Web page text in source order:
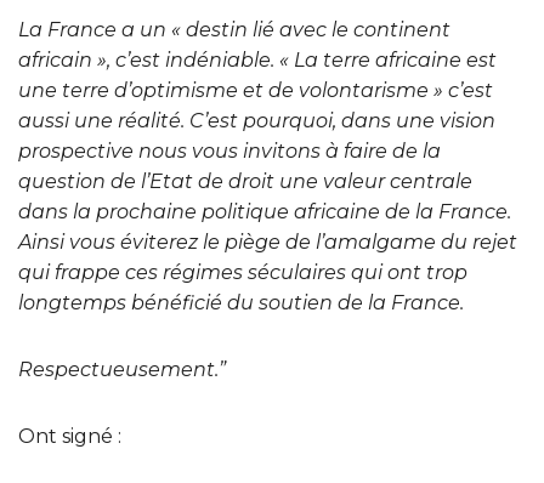
La France a un « destin lié avec le continent
africain », c’est indéniable. « La terre africaine est
une terre d’optimisme et de volontarisme » c’est
aussi une réalité. C’est pourquoi, dans une vision
prospective nous vous invitons à faire de la
question de l’Etat de droit une valeur centrale
dans la prochaine politique africaine de la France.
Ainsi vous éviterez le piège de l’amalgame du rejet
qui frappe ces régimes séculaires qui ont trop
longtemps bénéficié du soutien de la France.
Respectueusement.”
Ont signé :